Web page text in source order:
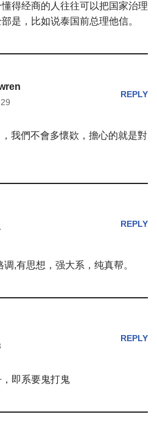
得经商的人往往可以把国家治理
是，比如说泰国前总理他信。
REPLY
我們不會多懷欵，擔心的就是對
REPLY
,有思想，强大系，纯真帮。
REPLY
即系要鬼打鬼